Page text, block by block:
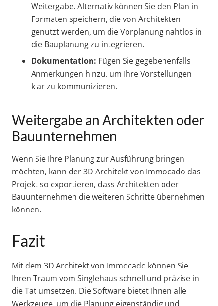
Weitergabe. Alternativ können Sie den Plan in
Formaten speichern, die von Architekten
genutzt werden, um die Vorplanung nahtlos in
die Bauplanung zu integrieren.
Dokumentation: Fügen Sie gegebenenfalls
Anmerkungen hinzu, um Ihre Vorstellungen
klar zu kommunizieren.
Weitergabe an Architekten oder
Bauunternehmen
Wenn Sie Ihre Planung zur Ausführung bringen
möchten, kann der 3D Architekt von Immocado das
Projekt so exportieren, dass Architekten oder
Bauunternehmen die weiteren Schritte übernehmen
können.
Fazit
Mit dem 3D Architekt von Immocado können Sie
Ihren Traum vom Singlehaus schnell und präzise in
die Tat umsetzen. Die Software bietet Ihnen alle
Werkzeuge, um die Planung eigenständig und